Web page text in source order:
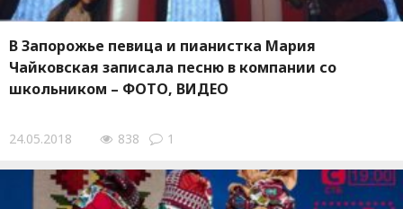
В Запорожье певица и пианистка Мария
Чайковская записала песню в компании со
школьником – ФОТО, ВИДЕО
24.05.2018 838 1